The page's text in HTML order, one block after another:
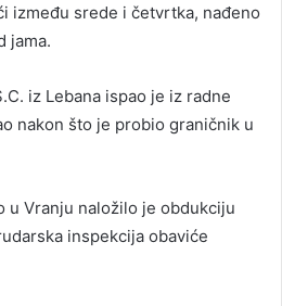
između srede i četvrtka, nađeno
jama.
iz Lebana ispao je iz radne
nakon što je probio graničnik u
u Vranju naložilo je obdukciju
inspekcija obaviće